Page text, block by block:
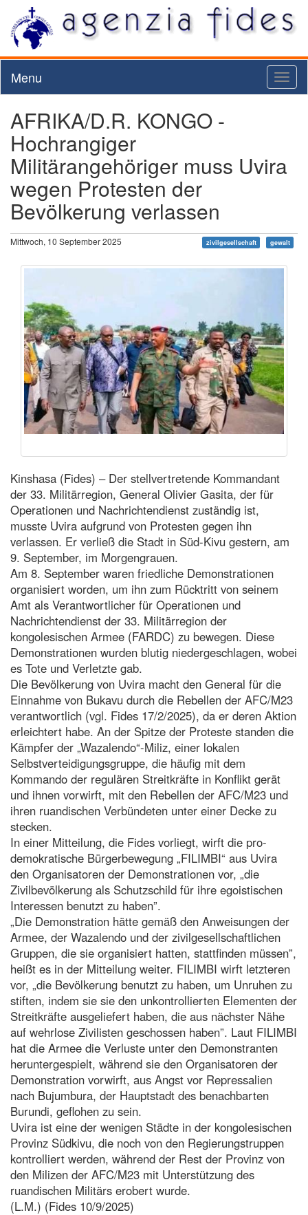
Menu
AFRIKA/D.R. KONGO -
Hochrangiger
Militärangehöriger muss Uvira
wegen Protesten der
Bevölkerung verlassen
Mittwoch, 10 September 2025 zivilgesellschaft gewalt
Kinshasa (Fides) – Der stellvertretende Kommandant
der 33. Militärregion, General Olivier Gasita, der für
Operationen und Nachrichtendienst zuständig ist,
musste Uvira aufgrund von Protesten gegen ihn
verlassen. Er verließ die Stadt in Süd-Kivu gestern, am
9. September, im Morgengrauen.
Am 8. September waren friedliche Demonstrationen
organisiert worden, um ihn zum Rücktritt von seinem
Amt als Verantwortlicher für Operationen und
Nachrichtendienst der 33. Militärregion der
kongolesischen Armee (FARDC) zu bewegen. Diese
Demonstrationen wurden blutig niedergeschlagen, wobei
es Tote und Verletzte gab.
Die Bevölkerung von Uvira macht den General für die
Einnahme von Bukavu durch die Rebellen der AFC/M23
verantwortlich (vgl. Fides 17/2/2025), da er deren Aktion
erleichtert habe. An der Spitze der Proteste standen die
Kämpfer der „Wazalendo“-Miliz, einer lokalen
Selbstverteidigungsgruppe, die häufig mit dem
Kommando der regulären Streitkräfte in Konflikt gerät
und ihnen vorwirft, mit den Rebellen der AFC/M23 und
ihren ruandischen Verbündeten unter einer Decke zu
stecken.
In einer Mitteilung, die Fides vorliegt, wirft die pro-
demokratische Bürgerbewegung „FILIMBI“ aus Uvira
den Organisatoren der Demonstrationen vor, „die
Zivilbevölkerung als Schutzschild für ihre egoistischen
Interessen benutzt zu haben”.
„Die Demonstration hätte gemäß den Anweisungen der
Armee, der Wazalendo und der zivilgesellschaftlichen
Gruppen, die sie organisiert hatten, stattfinden müssen”,
heißt es in der Mitteilung weiter. FILIMBI wirft letzteren
vor, „die Bevölkerung benutzt zu haben, um Unruhen zu
stiften, indem sie sie den unkontrollierten Elementen der
Streitkräfte ausgeliefert haben, die aus nächster Nähe
auf wehrlose Zivilisten geschossen haben”. Laut FILIMBI
hat die Armee die Verluste unter den Demonstranten
heruntergespielt, während sie den Organisatoren der
Demonstration vorwirft, aus Angst vor Repressalien
nach Bujumbura, der Hauptstadt des benachbarten
Burundi, geflohen zu sein.
Uvira ist eine der wenigen Städte in der kongolesischen
Provinz Südkivu, die noch von den Regierungstruppen
kontrolliert werden, während der Rest der Provinz von
den Milizen der AFC/M23 mit Unterstützung des
ruandischen Militärs erobert wurde.
(L.M.) (Fides 10/9/2025)